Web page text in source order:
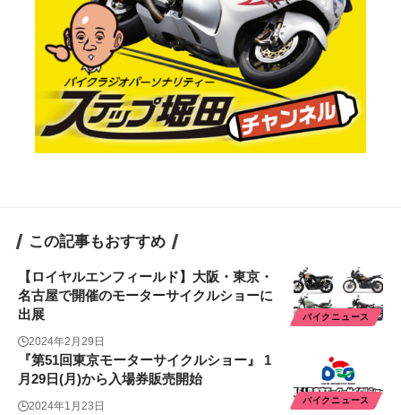
この記事もおすすめ
バイクニュース
【ロイヤルエンフィールド】大阪・東京・
名古屋で開催のモーターサイクルショーに
出展
2024年2月29日
バイクニュース
『第51回東京モーターサイクルショー』 1
月29⽇(月)から⼊場券販売開始
2024年1月23日